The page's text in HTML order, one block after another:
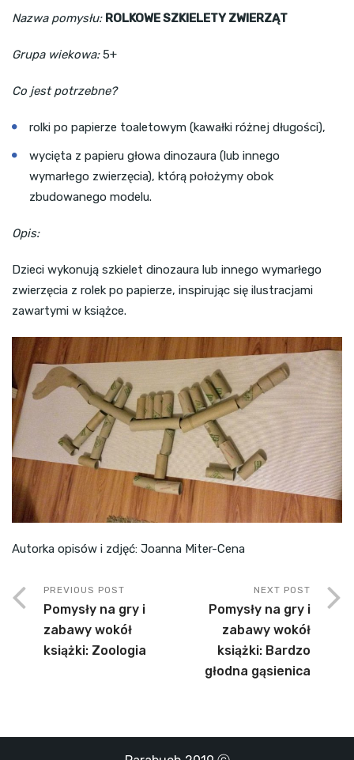
Nazwa pomysłu: ROLKOWE SZKIELETY ZWIERZĄT
Grupa wiekowa:5+
Co jest potrzebne?
rolki po papierze toaletowym (kawałki różnej długości),
wycięta z papieru głowa dinozaura (lub innego
wymarłego zwierzęcia), którą położymy obok
zbudowanego modelu.
Opis:
Dzieci wykonują szkielet dinozaura lub innego wymarłego
zwierzęcia z rolek po papierze, inspirując się ilustracjami
zawartymi w książce.
Autorka opisów i zdjęć: Joanna Miter-Cena
PREVIOUS POST
Pomysły na gry i
zabawy wokół
książki: Zoologia
NEXT POST
Pomysły na gry i
zabawy wokół
książki: Bardzo
głodna gąsienica